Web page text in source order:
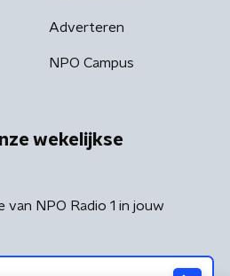
Adverteren
NPO Campus
wekelijkse
NPO Radio 1 in jouw